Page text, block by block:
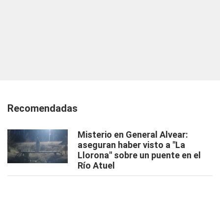
Recomendadas
Misterio en General Alvear:
aseguran haber visto a "La
Llorona" sobre un puente en el
Río Atuel